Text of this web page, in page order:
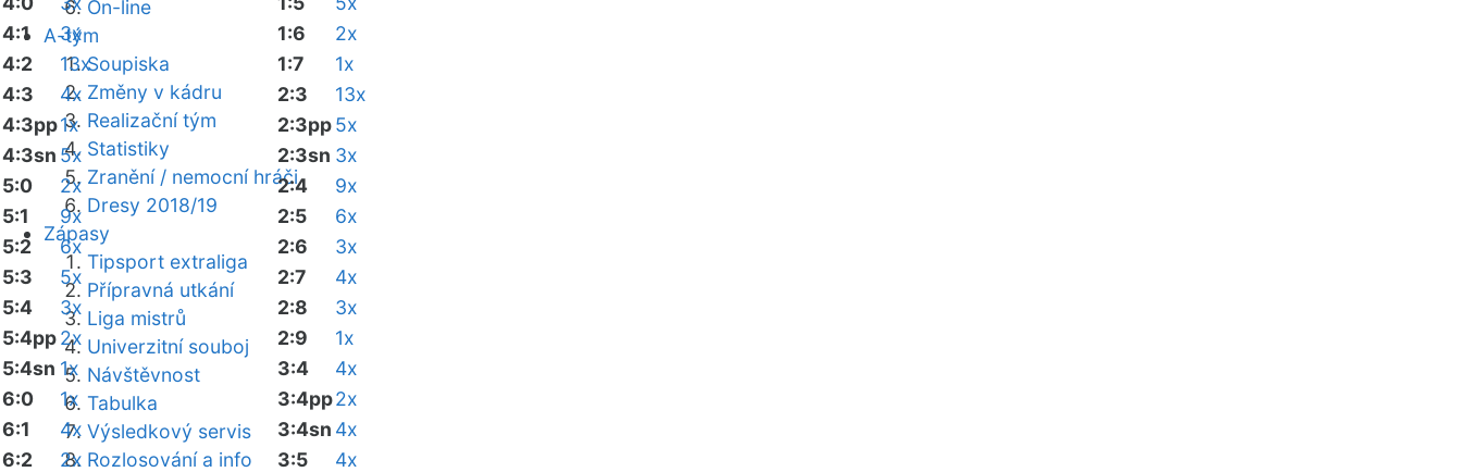
On-line
A-tým
Soupiska
Změny v kádru
Realizační tým
Statistiky
Zranění / nemocní hráči
Dresy 2018/19
Zápasy
Tipsport extraliga
Přípravná utkání
Liga mistrů
Univerzitní souboj
Návštěvnost
Tabulka
Výsledkový servis
Rozlosování a info
4:1
3x
4:2
13x
4:3
4x
4:3pp1x
4:3sn 5x
5:0
2x
5:1
9x
5:2
6x
5:3
5x
5:4
3x
5:4pp2x
5:4sn 1x
6:0
1x
6:1
4x
6:2
2x
1:6
2x
1:7
1x
2:3
13x
2:3pp5x
2:3sn 3x
2:4
9x
2:5
6x
2:6
3x
2:7
4x
2:8
3x
2:9
1x
3:4
4x
3:4pp2x
3:4sn 4x
3:5
4x